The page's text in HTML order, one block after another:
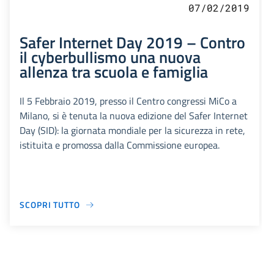
07/02/2019
Safer Internet Day 2019 – Contro
il cyberbullismo una nuova
allenza tra scuola e famiglia
Il 5 Febbraio 2019, presso il Centro congressi MiCo a
Milano, si è tenuta la nuova edizione del Safer Internet
Day (SID): la giornata mondiale per la sicurezza in rete,
istituita e promossa dalla Commissione europea.
SCOPRI TUTTO